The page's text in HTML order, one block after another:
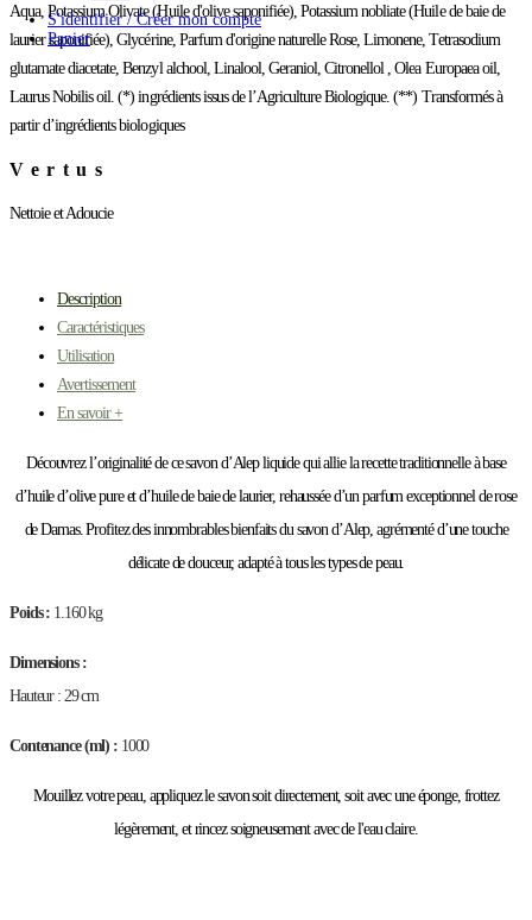
S'identifier / Créer mon compte
Panier
Aqua, Potassium Olivate (Huile d'olive saponifiée), Potassium nobliate (Huile de baie de
laurier saponifiée), Glycérine, Parfum d'origine naturelle Rose, Limonene, Tetrasodium
glutamate diacetate, Benzyl alchool, Linalool, Geraniol, Citronellol , Olea Europaea oil,
Laurus Nobilis oil. (*) ingrédients issus de l’Agriculture Biologique. (**) Transformés à
partir d’ingrédients biologiques
Vertus
Nettoie et Adoucie
Description
Caractéristiques
Utilisation
Avertissement
En savoir +
Découvrez l’originalité de ce savon d’Alep liquide qui allie la recette traditionnelle à base
d’huile d’olive pure et d’huile de baie de laurier, rehaussée d’un parfum exceptionnel de rose
de Damas. Profitez des innombrables bienfaits du savon d’Alep, agrémenté d’une touche
délicate de douceur, adapté à tous les types de peau.
Poids : 1.160 kg
Dimensions :
Hauteur : 29 cm
Contenance (ml) : 1000
Mouillez votre peau, appliquez le savon soit directement, soit avec une éponge, frottez
légèrement, et rincez soigneusement avec de l'eau claire.